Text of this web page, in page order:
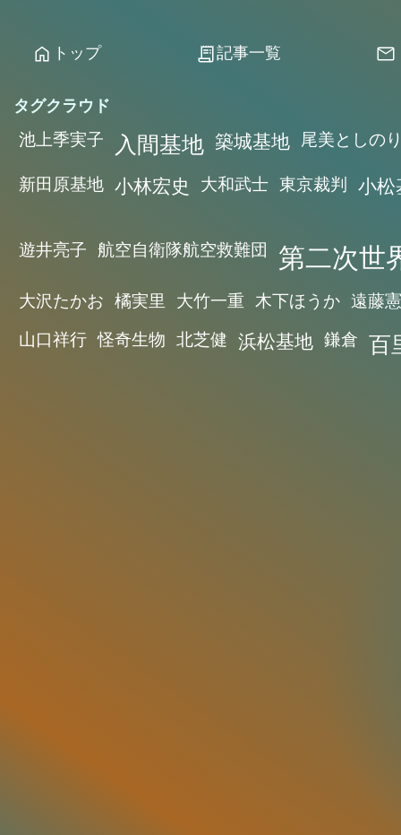
home トップ receipt_long記事一覧 mail
タグクラウド
池上季実子
入間基地 築城基地 尾美としのり
新田原基地 小林宏史 大和武士 東京裁判 小
遊井亮子 航空自衛隊航空救難団 第二次世
大沢たかお 橘実里 大竹一重 木下ほうか 遠藤
山口祥行 怪奇生物 北芝健 浜松基地 鎌倉 百